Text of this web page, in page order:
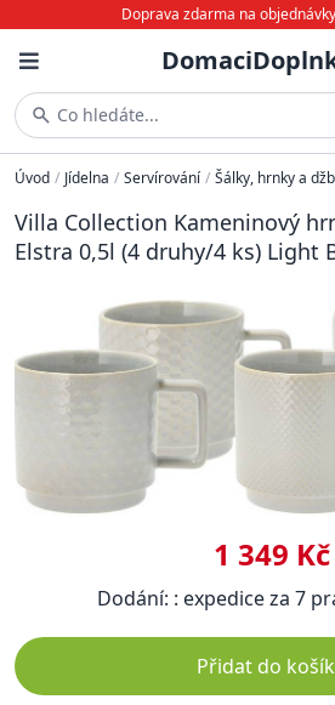
Doprava zdarma na
Co hledáte...
Úvod / Jídelna / Servírování / Šálky, hrnky a
Villa Collection Kameninový
Elstra 0,5l (4 druhy/4 ks) Light
1 349 Kč
Dodání: : expedice za 7
Přidat do